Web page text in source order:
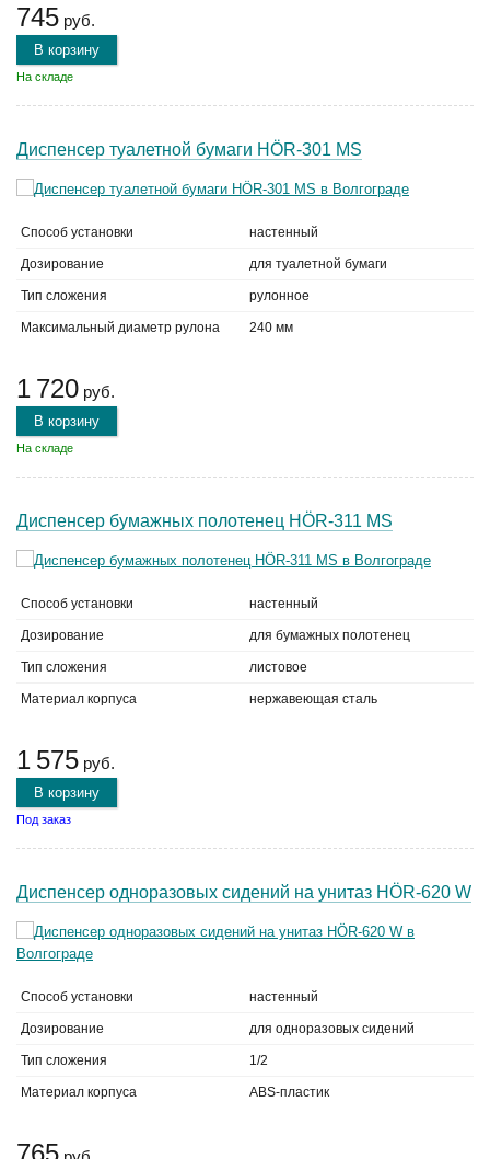
745 руб.
В корзину
На складе
Диспенсер туалетной бумаги HÖR-301 MS
Способ установки настенный
Дозирование для туалетной бумаги
Тип сложения рулонное
Максимальный диаметр рулона 240 мм
1 720 руб.
В корзину
На складе
Диспенсер бумажных полотенец HÖR-311 МS
Способ установки настенный
Дозирование для бумажных полотенец
Тип сложения листовое
Материал корпуса нержавеющая сталь
1 575 руб.
В корзину
Под заказ
Диспенсер одноразовых сидений на унитаз HÖR-620 W
Способ установки настенный
Дозирование для одноразовых сидений
Тип сложения 1/2
Материал корпуса ABS-пластик
765